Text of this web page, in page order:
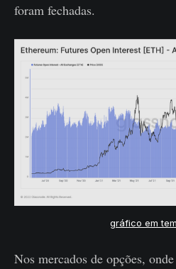
foram fechadas.
gráfico em
Nos mercados de opções,